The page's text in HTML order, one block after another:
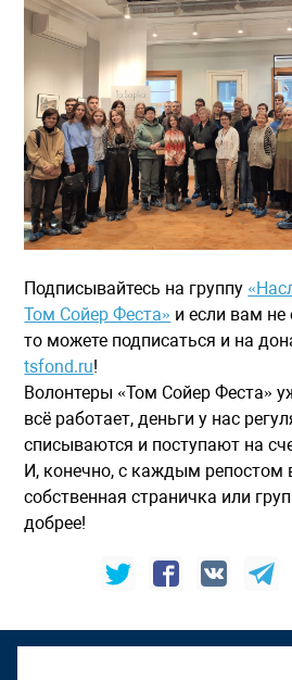
Подписывайтесь на группу
Том Сойер Феста» и если вам не
то можете подписаться и на
tsfond.ru!
Волонтеры «Том Сойер Феста»
всё работает, деньги у нас
списываются и поступают на
И, конечно, с каждым репостом
собственная страничка или
добрее!